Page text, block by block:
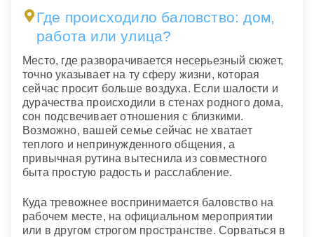
Где происходило баловство: дом,
работа или улица?
Место, где разворачивается несерьезный сюжет,
точно указывает на ту сферу жизни, которая
сейчас просит больше воздуха. Если шалости и
дурачества происходили в стенах родного дома,
сон подсвечивает отношения с близкими.
Возможно, вашей семье сейчас не хватает
теплого и непринужденного общения, а
привычная рутина вытеснила из совместного
быта простую радость и расслабление.
Куда тревожнее воспринимается баловство на
рабочем месте, на официальном мероприятии
или в другом строгом пространстве. Сорваться в